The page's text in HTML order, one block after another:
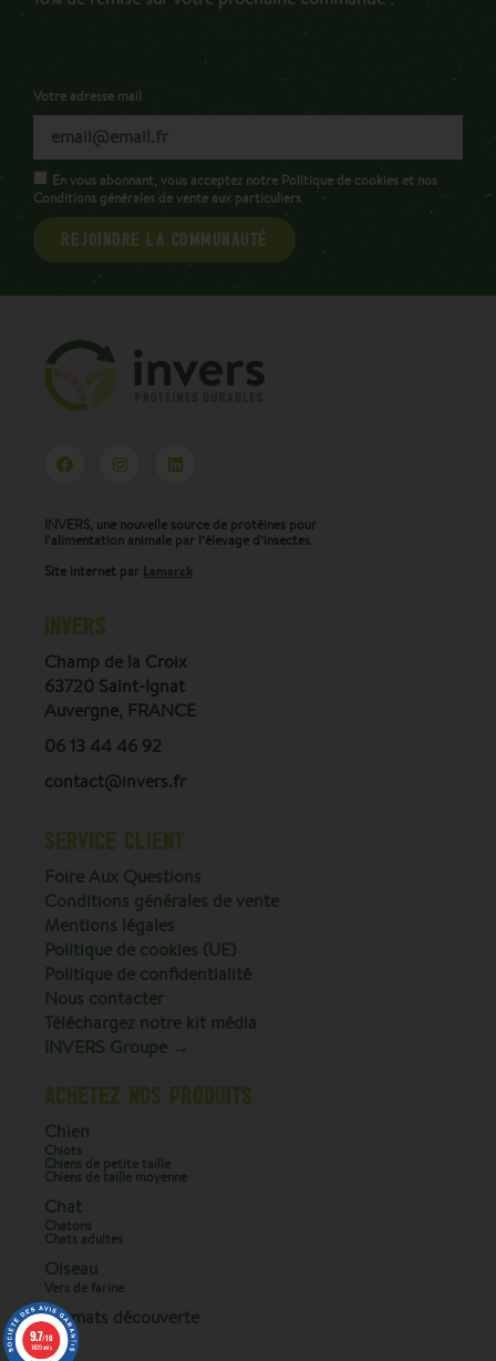
Votre adresse mail
En vous abonnant, vous acceptez notre Politique de cookies et nos
Conditions générales de vente aux particuliers
REJOINDRE LA COMMUNAUTÉ
INVERS, une nouvelle source de protéines pour
l’alimentation animale par l’élevage d’insectes.
Site internet par Lamarck
INVERS
Champ de la Croix
63720 Saint-Ignat
Auvergne, FRANCE
06 13 44 46 92
contact@invers.fr
SERVICE CLIENT
Foire Aux Questions
Conditions générales de vente
Mentions légales
Politique de cookies (UE)
Politique de confidentialité
Nous contacter
Téléchargez notre kit média
INVERS Groupe →
ACHETEZ NOS PRODUITS
Chien
Chiots
Chiens de petite taille
Chiens de taille moyenne
Chat
Chatons
Chats adultes
Oiseau
Vers de farine
Formats découverte
9.7/10
1439 avis